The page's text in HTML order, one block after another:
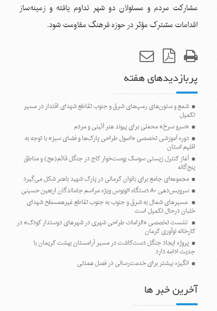
مشارکت مردم و مسئولان دو شهر تداوم یافته و زمینه‌ساز
اقدامات مشترک مؤثر در حوزه فرهنگ مقاومت شود.
پربازدیدهای هفته
شمع و ستون‌های رمپ‌های شرق و جنوب تقاطع شهدای اقتدار در مسیر
تکمیل
«سرو سرخ» محملی برای پیوند هنر آئینی و مردم
دوره آموزشی تخصصی «اصول طراحی پارک‌ها و فضای سبز» با توجه به
اقلیم استان
آغاز کنترل زیستی سوسک پوست‌خوار کاج در جنگل قائم(عج) و مناطق
پنج‌گانه
مجموعه‌ای جامع برای بانوان کرمانی در پارک شهید باهنر شکل می‌گیرد
سرویس‌دهی ۸۰ دستگاه اتوبوس ویژه مراسم جاماندگان اربعین حسینی
مسیرهای شمال به شرق و جنوب به جنوب تقاطع غیرهمسطح شهدای
خلبان درحال تکمیل است
نشست تخصصی «الزامات طراحی شهری در شهرهای دوستدار کودک» در
کارخانه نوآوری کرمان
پروژه ایجاد جنگل دست‌کاشت در مسیر آرامستان بهشت کریمان با
جدیت ادامه دارد
انگیزه بیشتر برای خدمت‌رسانی در فصل همدلی
آخرین خبر ها